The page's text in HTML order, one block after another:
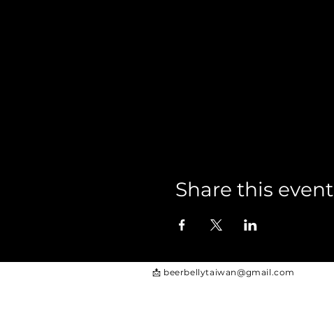
Share this event
📩 beerbellytaiwan@gmail.com